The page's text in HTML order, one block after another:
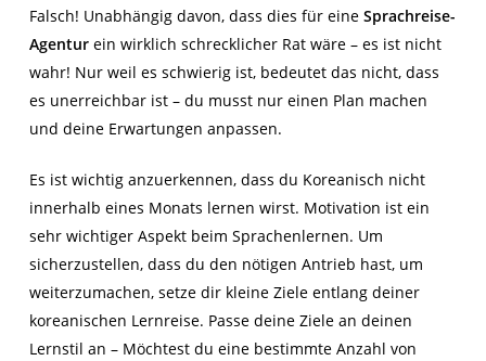
Falsch! Unabhängigdavon, dass dies für eine Sprachreise-
Agentur ein wirklich schrecklicher Rat wäre – es ist nicht
wahr! Nur weil es schwierig ist, bedeutet das nicht, dass
es unerreichbar ist – du musst nur einen Plan machen
und deine Erwartungen anpassen.
Es ist wichtig anzuerkennen, dass du Koreanisch nicht
innerhalb eines Monats lernen wirst. Motivation ist ein
sehr wichtiger Aspekt beim Sprachenlernen. Um
sicherzustellen, dass du den nötigen Antrieb hast, um
weiterzumachen, setze dir kleine Ziele entlang deiner
koreanischen Lernreise. Passe deine Ziele an deinen
Lernstil an – Möchtest du eine bestimmte Anzahl von